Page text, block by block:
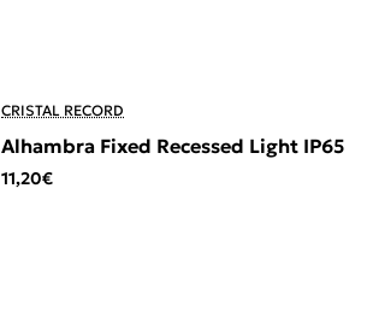
CRISTAL RECORD
Alhambra Fixed Recessed Light IP65
11,20€